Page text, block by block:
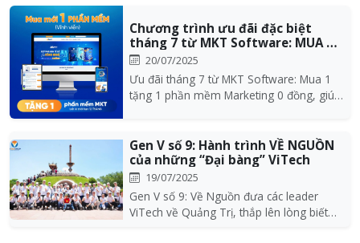
Chương trình ưu đãi đặc biệt
tháng 7 từ MKT Software: MUA 1
TẶNG 1 bộ...
20/07/2025
Ưu đãi tháng 7 từ MKT Software: Mua 1
tặng 1 phần mềm Marketing 0 đồng, giúp
Gen V số 9: Hành trình VỀ NGUỒN
của những “Đại bàng” ViTech
19/07/2025
Gen V số 9: Về Nguồn đưa các leader
ViTech về Quảng Trị, thắp lên lòng biết